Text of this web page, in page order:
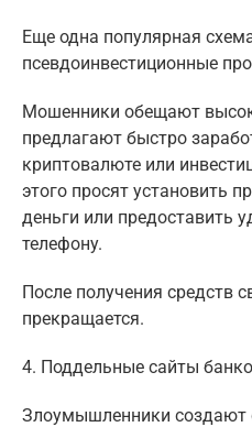
Еще одна популярная
псевдоинвестиционные
Мошенники обещают
предлагают быстро
криптовалюте или
этого просят установить
деньги или предоставить
телефону.
После получения средств
прекращается.
4. Поддельные сайты
Злоумышленники создают